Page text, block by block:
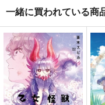
カート
東方スライドキーホル
ダー 魂魄妖夢
AbsoluteZero
990円（税込）
魂魄妖夢
一緒に買われている商